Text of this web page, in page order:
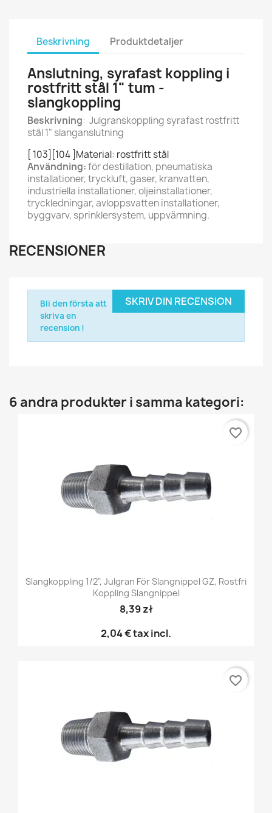
Beskrivning Produktdetaljer
Anslutning, syrafast koppling i
rostfritt stål 1" tum -
slangkoppling
Beskrivning: Julgranskoppling syrafast rostfritt
stål 1" slanganslutning
[ 103][104 ]Material: rostfritt stål
Användning:för destillation, pneumatiska
installationer, tryckluft, gaser, kranvatten,
industriella installationer, oljeinstallationer,
tryckledningar, avloppsvatten installationer,
byggvarv, sprinklersystem, uppvärmning.
RECENSIONER
SKRIV DIN RECENSION
Bli den första att
skriva en
recension !
6 andra produkter i samma kategori:
Slangkoppling 1/2", Julgran För Slangnippel GZ, Rostfri
Koppling Slangnippel
8,39 zł
2,04 €tax incl.
favorite_border
favorite_border